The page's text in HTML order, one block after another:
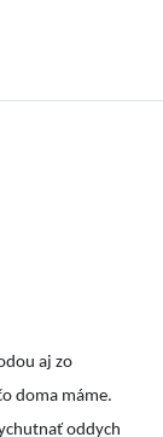
aj zo
doma máme.
oddych